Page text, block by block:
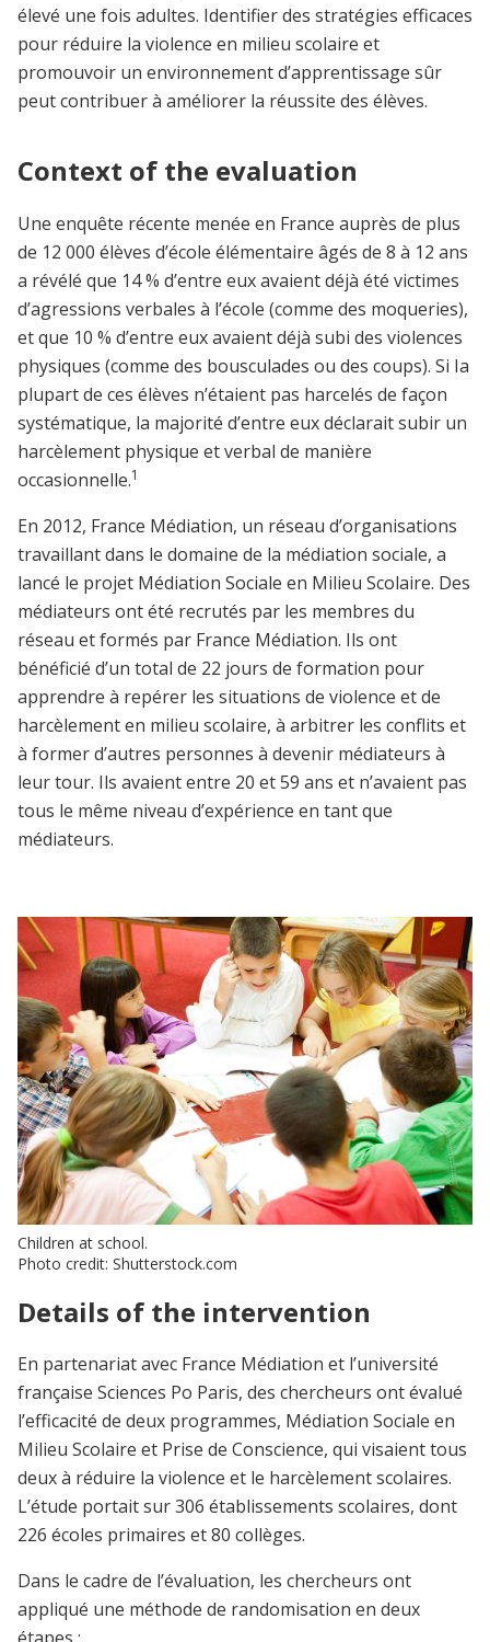
élevé une fois adultes. Identifier des stratégies efficaces
pour réduire la violence en milieu scolaire et
promouvoir un environnement d’apprentissage sûr
peut contribuer à améliorer la réussite des élèves.
Context of the evaluation
Une enquête récente menée en France auprès de plus
de 12 000 élèves d’école élémentaire âgés de 8 à 12 ans
a révélé que 14 % d’entre eux avaient déjà été victimes
d’agressions verbales à l’école (comme des moqueries),
et que 10 % d’entre eux avaient déjà subi des violences
physiques (comme des bousculades ou des coups). Si Ia
plupart de ces élèves n’étaient pas harcelés de façon
systématique, la majorité d’entre eux déclarait subir un
harcèlement physique et verbal de manière
occasionnelle.1
En 2012, France Médiation, un réseau d’organisations
travaillant dans le domaine de la médiation sociale, a
lancé le projet Médiation Sociale en Milieu Scolaire. Des
médiateurs ont été recrutés par les membres du
réseau et formés par France Médiation. Ils ont
bénéficié d’un total de 22 jours de formation pour
apprendre à repérer les situations de violence et de
harcèlement en milieu scolaire, à arbitrer les conflits et
à former d’autres personnes à devenir médiateurs à
leur tour. Ils avaient entre 20 et 59 ans et n’avaient pas
tous le même niveau d’expérience en tant que
médiateurs.
Children at school.
Photo credit: Shutterstock.com
Details of the intervention
En partenariat avec France Médiation et l’université
française Sciences Po Paris, des chercheurs ont évalué
l’efficacité de deux programmes, Médiation Sociale en
Milieu Scolaire et Prise de Conscience, qui visaient tous
deux à réduire la violence et le harcèlement scolaires.
L’étude portait sur 306 établissements scolaires, dont
226 écoles primaires et 80 collèges.
Dans le cadre de l’évaluation, les chercheurs ont
appliqué une méthode de randomisation en deux